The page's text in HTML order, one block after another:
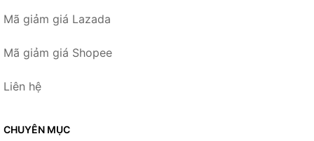
Mã giảm giá Lazada
Mã giảm giá Shopee
Liên hệ
CHUYÊN MỤC